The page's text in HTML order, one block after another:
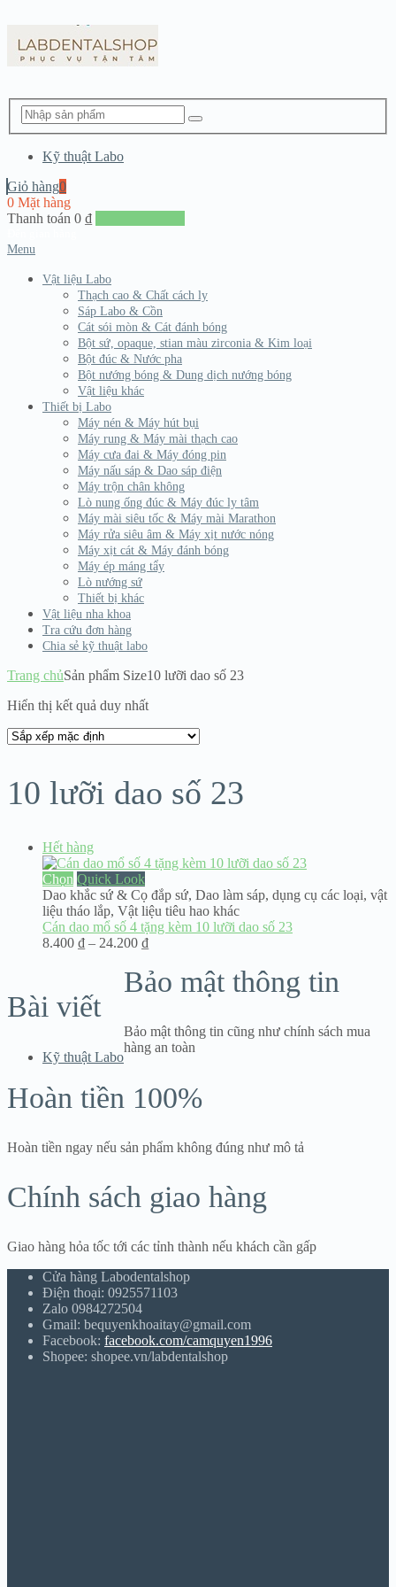
Kỹ thuật Labo
Giỏ hàng0
0 Mặt hàng
Thanh toán 0 ₫
Menu
Vật liệu Labo
Thạch cao & Chất cách ly
Sáp Labo & Cồn
Cát sói mòn & Cát đánh bóng
Bột sứ, opaque, stian màu zirconia & Kim loại
Bột đúc & Nước pha
Bột nướng bóng & Dung dịch nướng bóng
Vật liệu khác
Thiết bị Labo
Máy nén & Máy hút bụi
Máy rung & Máy mài thạch cao
Máy cưa đai & Máy đóng pin
Máy nấu sáp & Dao sáp điện
Máy trộn chân không
Lò nung ống đúc & Máy đúc ly tâm
Máy mài siêu tốc & Máy mài Marathon
Máy rửa siêu âm & Máy xịt nước nóng
Máy xịt cát & Máy đánh bóng
Máy ép máng tẩy
Lò nướng sứ
Thiết bị khác
Vật liệu nha khoa
Tra cứu đơn hàng
Chia sẻ kỹ thuật labo
Trang chủSản phẩm Size10 lưỡi dao số 23
Hiển thị kết quả duy nhất
10 lưỡi dao số 23
Hết hàng
Chọn Quick Look
Dao khắc sứ & Cọ đắp sứ, Dao làm sáp, dụng cụ các loại, vật
liệu tháo lắp, Vật liệu tiêu hao khác
Cán dao mổ số 4 tặng kèm 10 lưỡi dao số 23
8.400 ₫ – 24.200 ₫Khoảng
từ
8.400 ₫
Bài viết
Kỹ thuật Labo
Bảo mật thông tin
Bảo mật thông tin cũng như chính sách mua
hàng an toàn
Hoàn tiền 100%
Hoàn tiền ngay nếu sản phẩm không đúng như mô tả
Chính sách giao hàng
Giao hàng hỏa tốc tới các tỉnh thành nếu khách cần gấp
Cửa hàng Labodentalshop
Điện thoại: 0925571103
Zalo 0984272504
Gmail: bequyenkhoaitay@gmail.com
Facebook: facebook.com/camquyen1996
Shopee: shopee.vn/labdentalshop